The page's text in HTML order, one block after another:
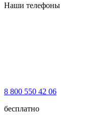
Наши телефоны
8 800 550 42 06
бесплатно